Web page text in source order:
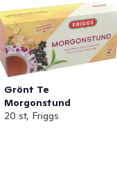
Grönt Te
Morgonstund
20 st, Friggs